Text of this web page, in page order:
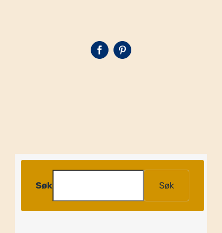
FacebookPinterest
Søk Søk